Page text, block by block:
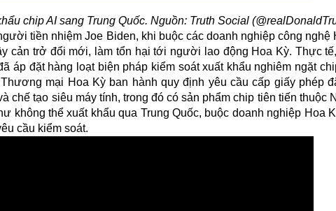
chip AI sang Trung Quốc. Nguồn: Truth Social
tiền nhiệm Joe Biden, khi buộc các doanh nghiệp công nghệ
cản trở đổi mới, làm tổn hại tới người lao động Hoa Kỳ. Thực
áp đặt hàng loạt biện pháp kiểm soát xuất khẩu nghiêm ngặt
mại Hoa Kỳ ban hành quy định yêu cầu cấp giấy phép
chế tạo siêu máy tính, trong đó có sản phẩm chip tiên tiến thuộc
không thể xuất khẩu qua Trung Quốc, buộc doanh nghiệp Hoa
cầu kiểm soát.